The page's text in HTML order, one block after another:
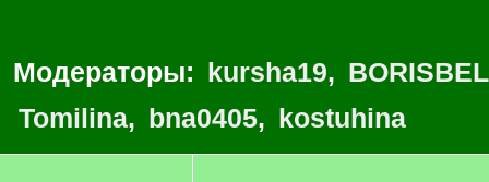
Модераторы: kursha19, BORISBEL
Tomilina, bna0405, kostuhina